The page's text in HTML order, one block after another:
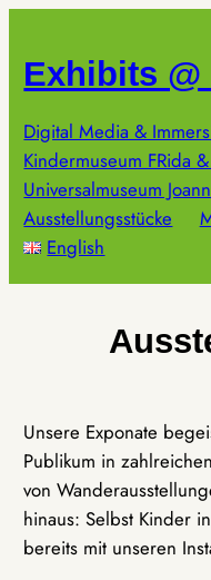
springen
Exhibits @
Digital Media &
Kindermuseum FRida
Universalmuseum
Ausstellungsstücke
English
Unsere Exponate
Publikum in
von
hinaus: Selbst Kinder
bereits mit unseren